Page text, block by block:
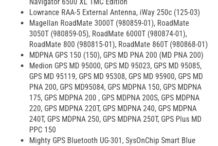
Lowrance RAA-5 External Antenna, iWay 250c (125-03)
Magellan RoadMate 3000T (980859-01), RoadMate
3050T (980859-05), RoadMate 6000T (980874-01),
RoadMate 800 (980815-01), RoadMate 860T (980868-01)
MDPNA GPS 150 (150), GPS MD PNA 200 (MD PNA 200)
Medion GPS MD 95000, GPS MD 95023, GPS MD 95085,
GPS MD 95119, GPS MD 95308, GPS MD 95900, GPS MD
PNA 200, GPS MD95084, GPS MDPNA 150, GPS MDPNA
175, GPS MDPNA 200 , GPS MDPNA 200S, GPS MDPNA
220, GPS MDPNA 220T, GPS MDPNA 240, GPS MDPNA
240T, GPS MDPNA 250, GPS MDPNA 250T, GPS Plus MD
PPC 150
Mighty GPS Bluetooth UG-301, SysOnChip Smart Blue